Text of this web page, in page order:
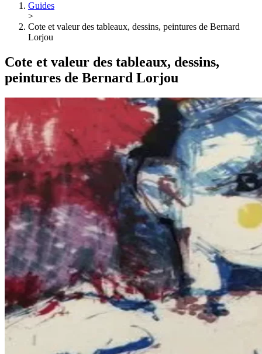
Guides
>
Cote et valeur des tableaux, dessins, peintures de Bernard
Lorjou
Cote et valeur des tableaux, dessins,
peintures de Bernard Lorjou